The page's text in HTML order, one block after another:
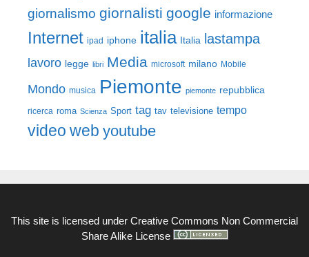
giornalismo giornalisti google informazione
Internet ipad iphone italia Italia lastampa
lavoro legge libri Media microsoft milano Mobile
Mondo musica Piemonte piemonte repubblica
ricerca roma Scienza Sport tag tav televisione tempo
video web youtube
This site is licensed under Creative Commons Non Commercial
Share Alike License